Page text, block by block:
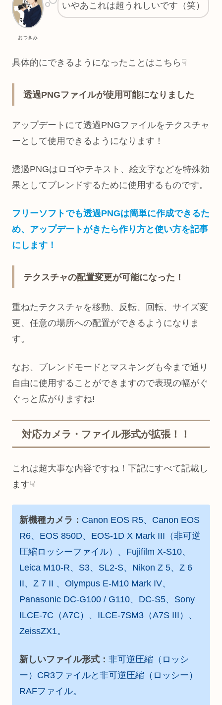
おつきみ
いやあこれは超うれしいです（笑）
具体的にできるようになったことはこちら☟
透過PNGファイルが使用可能になりました
アップデートにて透過PNGファイルをテクスチャ
ーとして使用できるようになります！
透過PNGはロゴやテキスト、絵文字などを特殊効
果としてブレンドするために使用するものです。
フリーソフトでも透過PNGは簡単に作成できるた
め、アップデートがきたら作り方と使い方を記事
にします！
テクスチャの配置変更が可能になった！
重ねたテクスチャを移動、反転、回転、サイズ変
更、任意の場所への配置ができるようになりま
す。
なお、ブレンドモードとマスキングも今まで通り
自由に使用することができますので表現の幅がぐ
ぐっと広がりますね!
対応カメラ・ファイル形式が拡張！！
これは超大事な内容ですね！下記にすべて記載し
ます☟
新機種カメラ： Canon EOS R5、Canon EOS
R6、EOS 850D、EOS-1D X Mark III（非可逆
圧縮ロッシーファイル）、Fujifilm X-S10、
Leica M10-R、S3、SL2-S、Nikon Z 5、Z 6
II、Z 7 II 、Olympus E-M10 Mark IV、
Panasonic DC-G100 / G110、DC-S5、Sony
ILCE-7C（A7C）、ILCE-7SM3（A7S III）、
ZeissZX1。
新しいファイル形式： 非可逆圧縮（ロッシ
ー）CR3ファイルと非可逆圧縮（ロッシー）
RAFファイル。